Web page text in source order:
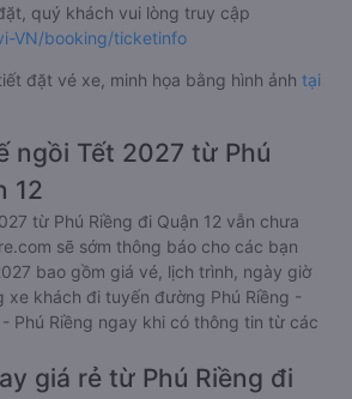
quý khách vui lòng truy cập
VN/booking/ticketinfo
đặt vé xe, minh họa bằng hình ảnh tại
ngồi Tết 2027 từ Phú
12
từ Phú Riềng đi Quận 12 vẫn chưa
sẽ sớm thông báo cho các bạn
bao gồm giá vé, lịch trình, ngày giờ
xe khách đi tuyến đường Phú Riềng -
- Phú Riềng ngay khi có thông tin từ các
giá rẻ từ Phú Riềng đi